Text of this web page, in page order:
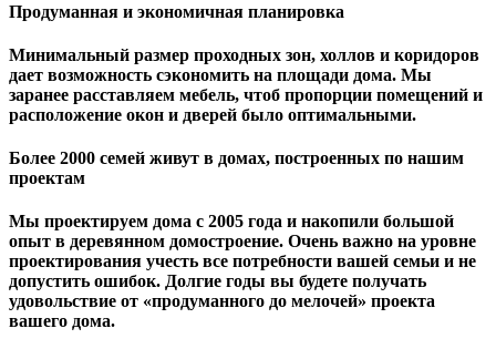
Продуманная и экономичная планировка
Минимальный размер проходных зон, холлов и коридоров
дает возможность сэкономить на площади дома. Мы
заранее расставляем мебель, чтоб пропорции помещений и
расположение окон и дверей было оптимальными.
Более 2000 семей живут в домах, построенных по нашим
проектам
Мы проектируем дома с 2005 года и накопили большой
опыт в деревянном домостроение. Очень важно на уровне
проектирования учесть все потребности вашей семьи и не
допустить ошибок. Долгие годы вы будете получать
удовольствие от «продуманного до мелочей» проекта
вашего дома.